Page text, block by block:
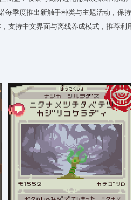
季度推出新触手种类与主题活动，保持
支持中文界面与离线养成模式，推荐